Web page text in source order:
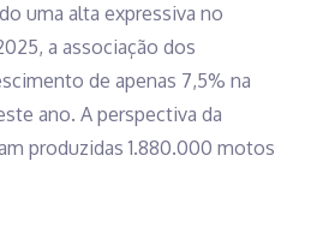
uma alta expressiva no
a associação dos
de apenas 7,5% na
ano. A perspectiva da
produzidas 1.880.000 motos